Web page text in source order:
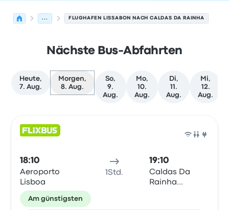
... FLUGHAFEN LISSABON NACH CALDAS DA RAINHA
Nächste Bus-Abfahrten
Heute,
7. Aug.
Morgen,
8. Aug.
So,
9.
Aug.
Mo,
10.
Aug.
Di,
11.
Aug.
Mi,
12.
Aug.
18:10
Aeroporto
Lisboa
1Std.
19:10
Caldas Da
Rainha
Am günstigsten